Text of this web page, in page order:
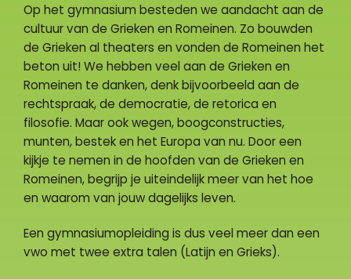
Op het gymnasium besteden we aandacht aan de
cultuur van de Grieken en Romeinen. Zo bouwden
de Grieken al theaters en vonden de Romeinen het
beton uit! We hebben veel aan de Grieken en
Romeinen te danken, denk bijvoorbeeld aan de
rechtspraak, de democratie, de retorica en
filosofie. Maar ook wegen, boogconstructies,
munten, bestek en het Europa van nu. Door een
kijkje te nemen in de hoofden van de Grieken en
Romeinen, begrijp je uiteindelijk meer van het hoe
en waarom van jouw dagelijks leven.
Een gymnasiumopleiding is dus veel meer dan een
vwo met twee extra talen (Latijn en Grieks).